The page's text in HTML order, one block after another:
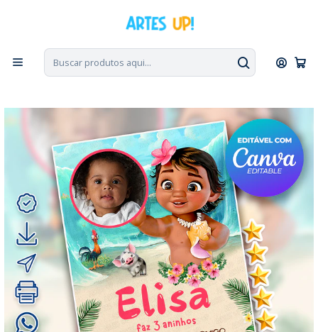
Escolha seu idioma. Change the language. Cambia el
Início Convites Digitais Aniversário Convites com Foto
Convite de Aniversário Moana Baby com Foto